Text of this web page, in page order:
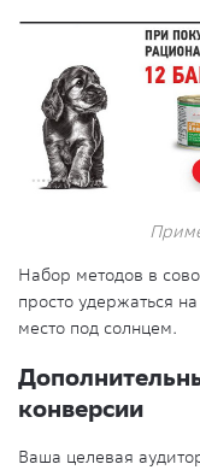
Набор методов в
просто удержаться
место под солнцем.
конверсии
Ваша целевая